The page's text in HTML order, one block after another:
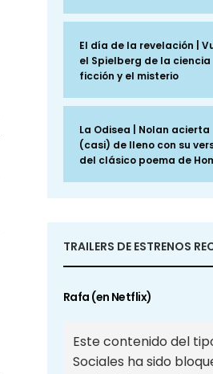
El día de la revelación |
el Spielberg de la ciencia
ficción y el misterio
La Odisea | Nolan acierta
(casi) de lleno con su
del clásico poema de
TRAILERS DE ESTRENOS
Rafa (en Netflix)
Este contenido del
Sociales ha sido